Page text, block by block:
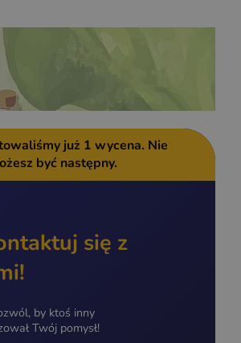
już 1 wycena. Nie
być następny.
się z
by ktoś inny
Twój pomysł!